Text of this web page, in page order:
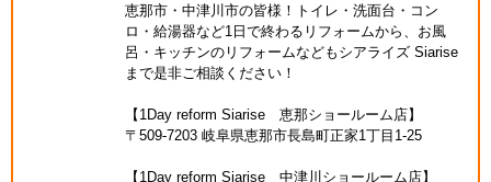
恵那市・中津川市の皆様！トイレ・洗面台・コン
ロ・給湯器など1日で終わるリフォームから、お風
呂・キッチンのリフォームなどもシアライズ Siarise
まで是非ご相談ください！
【1Day reform Siarise 恵那ショールーム店】
〒509-7203 岐阜県恵那市長島町正家1丁目1-25
【1Day reform Siarise 中津川ショールーム店】